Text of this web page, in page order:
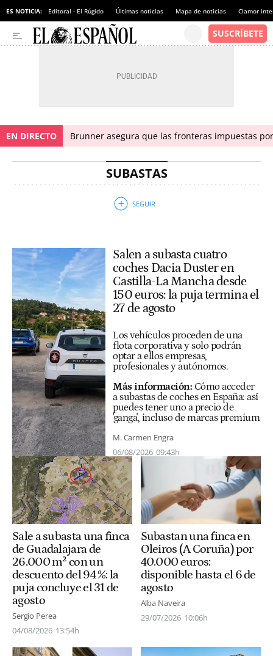
ES NOTICIA: Editoral - El Rúgido Últimas noticias Mapa de noticias Clamor
EN DIRECTO Brunner asegura que las fronteras impuestas
SUBASTAS
Salen a subasta cuatro
coches Dacia Duster en
Castilla-La Mancha desde
150 euros: la puja termina el
27 de agosto
Los vehículos proceden de una
flota corporativa y solo podrán
optar a ellos empresas,
profesionales y autónomos.
Más información: Cómo acceder
a subastas de coches en España: así
puedes tener uno a precio de
'ganga', incluso de marcas premium
M. Carmen Engra
06/08/2026 09:43h
Sale a subasta una finca
de Guadalajara de
26.000 m² con un
descuento del 94 %: la
puja concluye el 31 de
agosto
Sergio Perea
04/08/2026 13:54h
Subastan una finca en
Oleiros (A Coruña) por
40.000 euros:
disponible hasta el 6 de
agosto
Alba Naveira
29/07/2026 10:06h